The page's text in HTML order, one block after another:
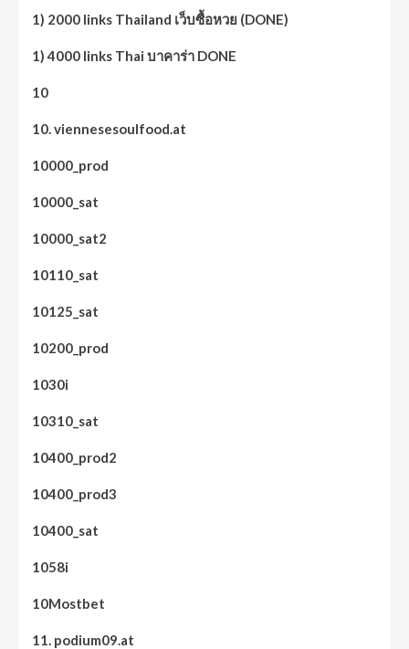
1) 2000 links Thailand เว็บซื้อหวย (DONE)
1) 4000 links Thai บาคาร่า DONE
10
10. viennesesoulfood.at
10000_prod
10000_sat
10000_sat2
10110_sat
10125_sat
10200_prod
1030i
10310_sat
10400_prod2
10400_prod3
10400_sat
1058i
10Mostbet
11. podium09.at